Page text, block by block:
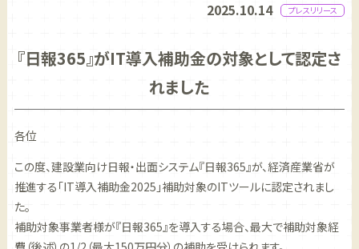
2025.10.14 プレスリリース
『日報365』がIT導入補助金の対象として認定さ
れました
各位
この度、建設業向け日報・出面システム『日報365』が、経済産業省が
推進する「IT導入補助金2025」補助対象のITツールに認定されまし
た。
補助対象事業者様が『日報365』を導入する場合、最大で補助対象経